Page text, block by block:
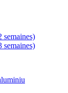
semaines)
semaines)